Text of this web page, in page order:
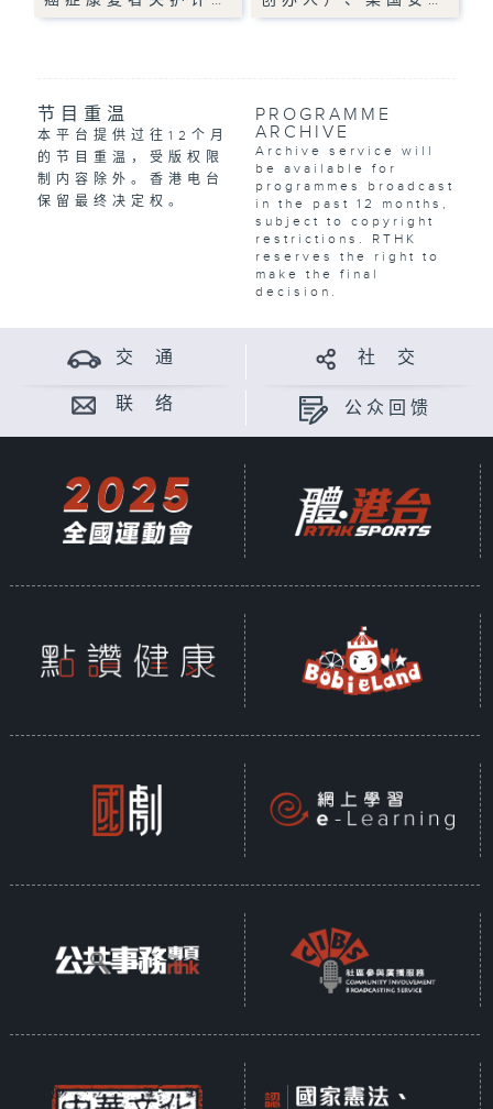
节目重温
本平台提供过往12个月
的节目重温，受版权限
制内容除外。香港电台
保留最终决定权。
PROGRAMME
ARCHIVE
Archive service will
be available for
programmes broadcast
in the past 12 months,
subject to copyright
restrictions. RTHK
reserves the right to
make the final
decision.
交 通 社 交
联 络 公众回馈